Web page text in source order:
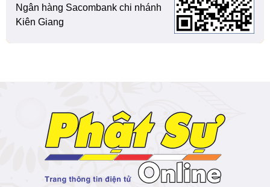
Ngân hàng Sacombank chi nhánh
Kiên Giang